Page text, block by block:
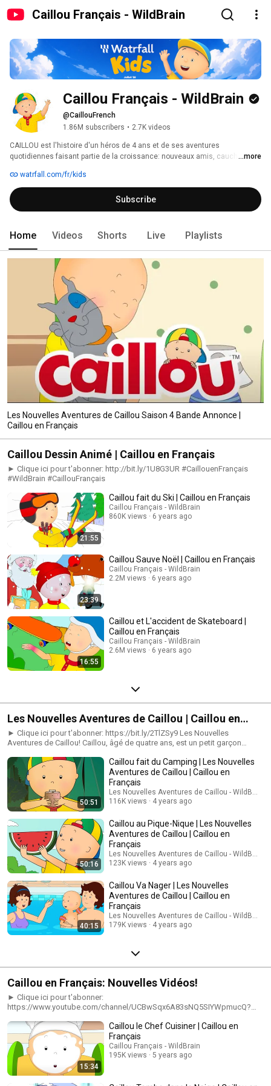
Caillou Français - WildBrain
Caillou Français - WildBrain
@CaillouFrench
1.86M subscribers • 2.7K videos
CAILLOU est l'histoire d'un héros de 4 ans et de ses aventures
quotidiennes faisant partie de la croissance: nouveaux amis, cauchemars,
...more
watrfall.com/fr/kids
Subscribe
Home Videos Shorts Live Playlists
Les Nouvelles Aventures de Caillou Saison 4 Bande Annonce |
Caillou en Français
Caillou Dessin Animé | Caillou en Français
► Clique ici pour t'abonner: http://bit.ly/1U8G3UR #CaillouenFrançais
#WildBrain #CaillouFrançais
21:55
Caillou fait du Ski | Caillou en Français
Caillou Français - WildBrain
860K views
6 years ago
23:39
Caillou Sauve Noël | Caillou en Français
Caillou Français - WildBrain
2.2M views
6 years ago
16:55
Caillou et L'accident de Skateboard |
Caillou en Français
Caillou Français - WildBrain
2.6M views
6 years ago
Les Nouvelles Aventures de Caillou | Caillou en
Français
► Clique ici pour t'abonner: https://bit.ly/2TlZSy9 Les Nouvelles
Aventures de Caillou! Caillou, âgé de quatre ans, est un petit garçon
monde qui l'entoure, à grandir et à s'amuser. #CaillouenFrançais
#WildBrain #CaillouFrançais #LesNouvellesAventuresdeCaillou
50:51
Caillou fait du Camping | Les Nouvelles
Aventures de Caillou | Caillou en
Français
Les Nouvelles Aventures de Caillou - WildBrain
116K views
4 years ago
50:16
Caillou au Pique-Nique | Les Nouvelles
Aventures de Caillou | Caillou en
Français
Les Nouvelles Aventures de Caillou - WildBrain
123K views
4 years ago
40:15
Caillou Va Nager | Les Nouvelles
Aventures de Caillou | Caillou en
Français
Les Nouvelles Aventures de Caillou - WildBrain
179K views
4 years ago
Caillou en Français: Nouvelles Vidéos!
► Clique ici pour t'abonner:
https://www.youtube.com/channel/UCBwSqx6A83sNQ5SIYWpmucQ?
https://www.youtube.com/playlist?
list=PLW1D29VIaBLgpLs9OA57U_VtnTbWJOCX2 Caillou en Français |
NOUVELLES ÉPISODES https://www.youtube.com/playlist?
list=PLW1D29VIaBLjA-jJoIyIE3GN72ZIx2p9R Caillou en Français:
Nouvelles Caillou https://www.youtube.com/playlist?
list=PLW1D29VIaBLi2FOR7LWg4bMUthTaXQ5cr Caillou en francais avec
15:34
Caillou le Chef Cuisiner | Caillou en
Français
Caillou Français - WildBrain
195K views
5 years ago